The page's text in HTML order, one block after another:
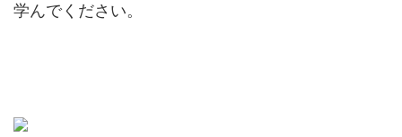
学んでください。